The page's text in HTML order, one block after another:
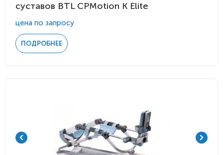
суставов BTL CPMotion K Elite
цена по запросу
ПОДРОБНЕЕ